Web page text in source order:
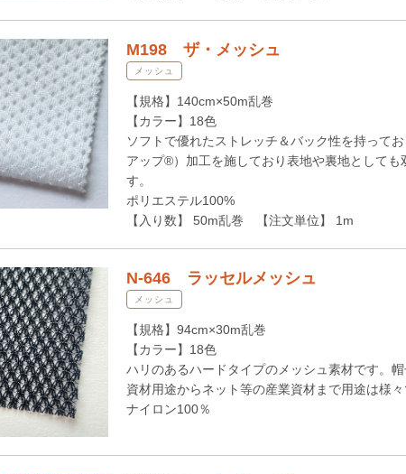
M198 ザ・メッシュ
メッシュ
【規格】140cm×50m乱巻
【カラー】18色
ソフトで優れたストレッチ＆バック性を持って
アップ®）加工を施しており表地や裏地として
す。
ポリエステル100%
【入り数】 50m乱巻 【注文単位】 1m
N-646 ラッセルメッシュ
メッシュ
【規格】94cm×30m乱巻
【カラー】18色
ハリのあるハードタイプのメッシュ素材です。
資材用途からネット等の産業資材まで用途は様々
ナイロン100％